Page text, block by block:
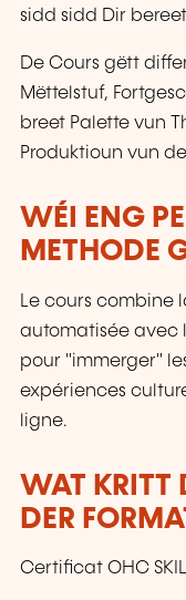
sidd sidd Dir
De Cours gëtt
Mëttelstuf,
breet Palette vun
Produktioun vun
WÉI ENG
METHODE
Le cours combine
automatisée avec
pour "immerger"
expériences
ligne.
WAT KRITT
DER
Certificat OHC